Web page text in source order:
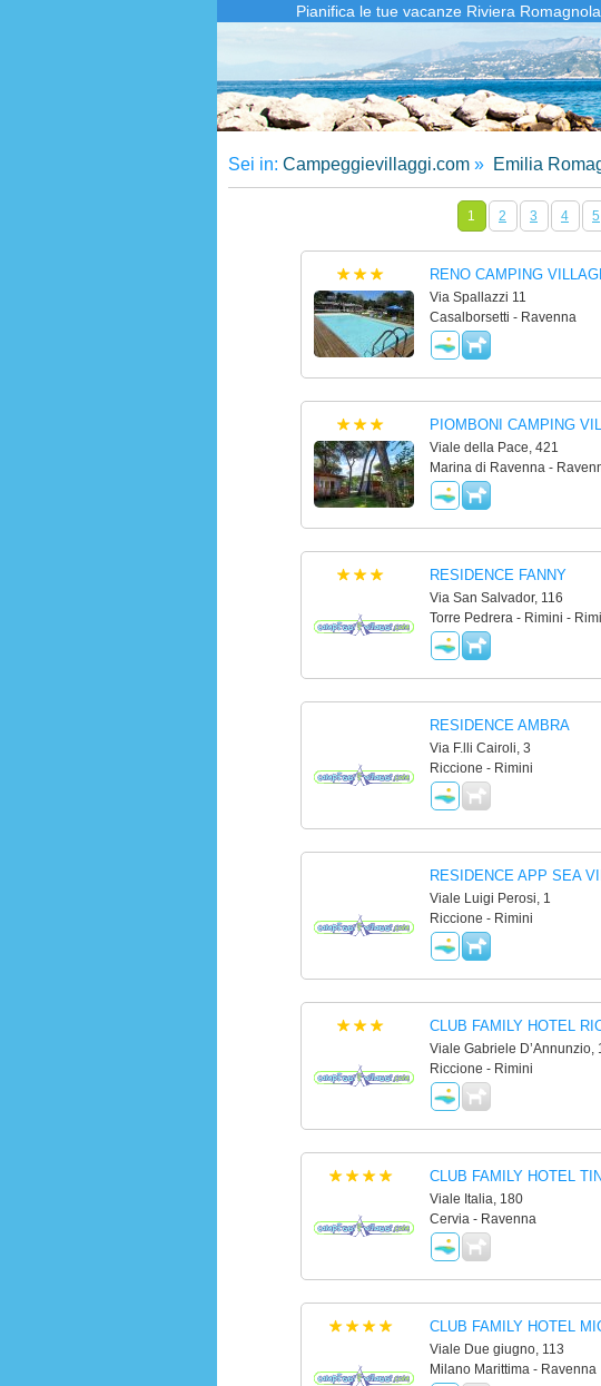
Pianifica le tue vacanze Riviera
Sei in: Campeggievillaggi.com» Emilia
1 2 3 4 5
RENO CAMPING
Via Spallazzi 11
Casalborsetti - Ravenna
PIOMBONI CAMPING
Viale della Pace, 421
Marina di Ravenna -
RESIDENCE FANNY
Via San Salvador, 116
Torre Pedrera - Rimini -
RESIDENCE AMBRA
Via F.lli Cairoli, 3
Riccione - Rimini
RESIDENCE APP SEA
Viale Luigi Perosi, 1
Riccione - Rimini
CLUB FAMILY HOTEL
Viale Gabriele D’Annunzio,
Riccione - Rimini
CLUB FAMILY HOTEL
Viale Italia, 180
Cervia - Ravenna
CLUB FAMILY HOTEL
Viale Due giugno, 113
Milano Marittima - Ravenna